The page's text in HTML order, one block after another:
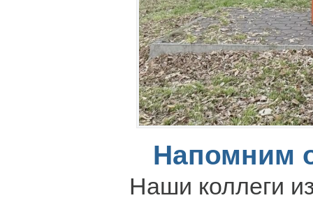
Напомним
Наши коллеги